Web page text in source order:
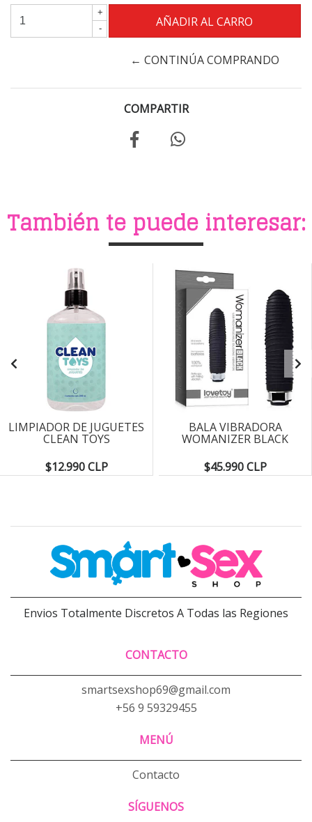
+
-
← CONTINÚA COMPRANDO
COMPARTIR
También te puede interesar:
LIMPIADOR DE JUGUETES
CLEAN TOYS
$12.990 CLP
BALA VIBRADORA
WOMANIZER BLACK
$45.990 CLP
Envios Totalmente Discretos A Todas las Regiones
CONTACTO
smartsexshop69@gmail.com
+56 9 59329455
MENÚ
Contacto
SÍGUENOS